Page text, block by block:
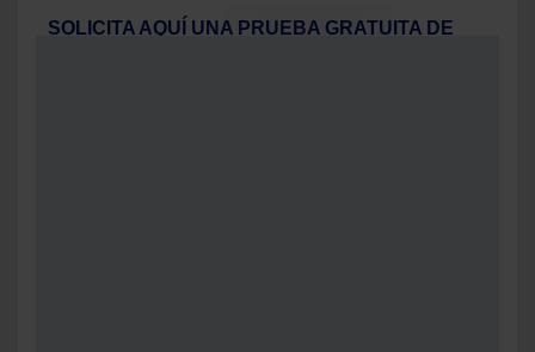
SOLICITA AQUÍ UNA PRUEBA GRATUITA DE